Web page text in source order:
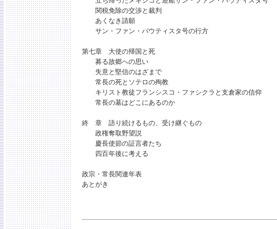
関税免除の交渉と裁判
あくなき請願
サン・ファン・バウティスタ号の行方
第七章 大使の帰国と死
募る故郷への思い
失意と堅信のはざまで
常長の死とソテロの殉教
キリスト教徒フランシスコ・ファシクラと支倉家の信仰
常長の墓はどこにあるのか
終 章 語り続けるもの、受け継ぐもの
政権奪取野望説
慶長使節の証言者たち
四百年後に考える
政宗・常長関連年表
あとがき